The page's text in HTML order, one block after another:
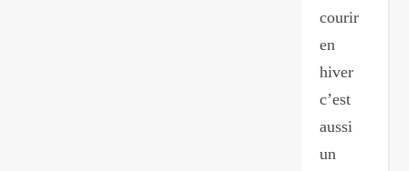
courir
en
hiver
c’est
aussi
un